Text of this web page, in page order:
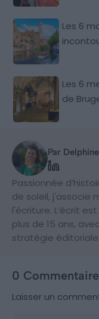
Les 6
Les 6
de
Par
Passionnée
de soleil, j'associe
l'écriture. L’écrit
plus de 15 ans,
stratégie éditoriale.
0
Laisser un